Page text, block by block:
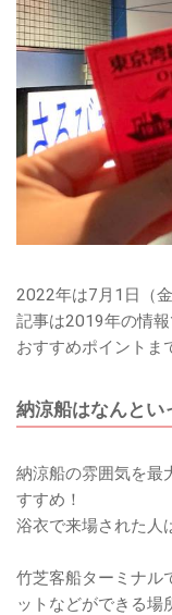
2022年は7月1日（
記事は2019年の情
おすすめポイントま
納涼船はなんとい
納涼船の雰囲気を最
すすめ！
浴衣で来場された人
竹芝客船ターミナル
ットなどができる場